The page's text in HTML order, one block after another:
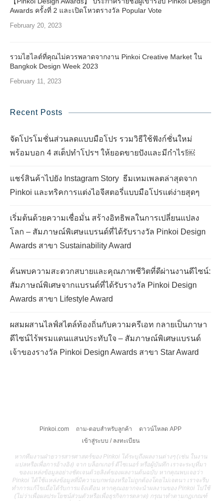
Awards ครั้งที่ 2 และเปิดโหวตรางวัล Popular Vote
February 20, 2023
รวมไฮไลต์ที่คุณไม่ควรพลาดจากงาน Pinkoi Creative Market ใน
Bangkok Design Week 2023
February 11, 2023
Recent Posts
จัดโปรโมชั่นส่วนลดแบบมือโปร รวมวิธีใช้ฟังก์ชั่นใหม่
พร้อมบอก 4 สเต็ปทำโปรฯ ให้ยอดขายปังและมีกำไร!￼
แชร์สินค้าไปยัง Instagram Story ธีมเทมเพลตล่าสุดจาก
Pinkoi และทริคการแต่งไอจีสตอรี่แบบมือโปรแต่ง่ายสุดๆ
เริ่มต้นด้วยความเชื่อมั่น สร้างอิทธิพลในการเปลี่ยนแปลง
โลก – สัมภาษณ์พิเศษแบรนด์ที่ได้รับรางวัล Pinkoi Design
Awards สาขา Sustainability Award
ค้นพบความสะดวกสบายและคุณภาพชีวิตที่ดีผ่านงานดีไซน์:
สัมภาษณ์พิเศษจากแบรนด์ที่ได้รับรางวัล Pinkoi Design
Awards สาขา Lifestyle Award
ผสมผสานไลฟ์สไตล์ท้องถิ่นกับความครีเอท กลายเป็นภาษา
ดีไซน์ไร้พรมแดนแสนประทับใจ – สัมภาษณ์พิเศษแบรนด์
เจ้าของรางวัล Pinkoi Design Awards สาขา Star Award
Pinkoi.com ถาม-ตอบสำหรับลูกค้า
ดาวน์โหลด APP
เข้าสู่ระบบ / ลงทะเบียน
หากทีมงานฝ่ายวารสารศาสตร์ของ Pinkoi ได้ระบุถึงผลงานต่างๆ (เช่น ในงาน
แปลหรือเพื่อการอ้างอิง) จาก บล็อกเกอร์ ดีไซเนอร์ หรือผู้บันทึก เราจะระบุที่มา
ของแหล่งข้อมูลอย่างชัดเจนด้วยลิงค์ของผลงานต้นฉบับ หากคุณพบเจอว่า
Pinkoi ได้ใช้แหล่งข้อมูลที่มีความบกพร่องหรือไม่ถูกต้องโดยไม่เจตนา เราจะรีบ
ทำการแก้ไขเมื่อได้รับการแจ้งเตือน หากคุณอยากจะนำผลงานของ Pinkoi ไปใช้
(ไม่ว่าเพื่อผลประโยชน์ส่วนตัวหรือเพื่อธุรกิจการตลาด) กรุณาทำตามกฎเกณฑ์